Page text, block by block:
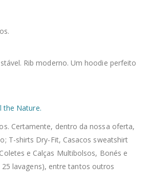
Rib moderno. Um hoodie perfeito
the Nature.
Certamente, dentro da nossa oferta,
T-shirts Dry-Fit, Casacos sweatshirt
e Calças Multibolsos, Bonés e
lavagens), entre tantos outros